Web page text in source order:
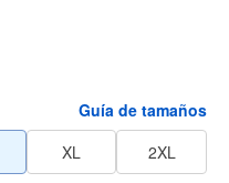
Guía de tamaños
XL
2XL